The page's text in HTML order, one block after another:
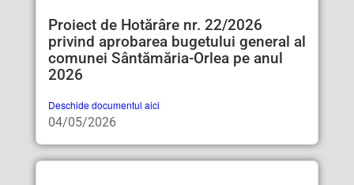
Proiect de Hotărâre nr. 22/2026
privind aprobarea bugetului general al
comunei Sântămăria-Orlea pe anul
2026
Deschide documentul aici
04/05/2026